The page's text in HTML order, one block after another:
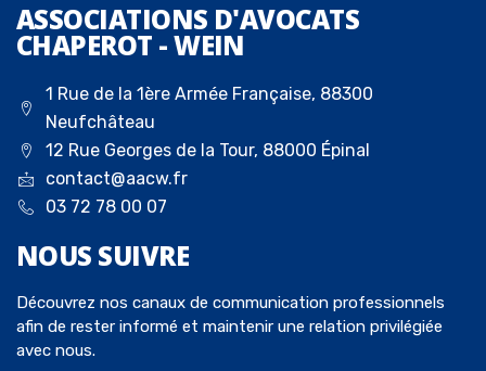
ASSOCIATIONS D'AVOCATS
CHAPEROT - WEIN
1 Rue de la 1ère Armée Française, 88300
Neufchâteau
12 Rue Georges de la Tour, 88000 Épinal
contact@aacw.fr
03 72 78 00 07
NOUS SUIVRE
Découvrez nos canaux de communication professionnels
afin de rester informé et maintenir une relation privilégiée
avec nous.